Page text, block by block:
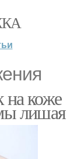
на коже
лишая